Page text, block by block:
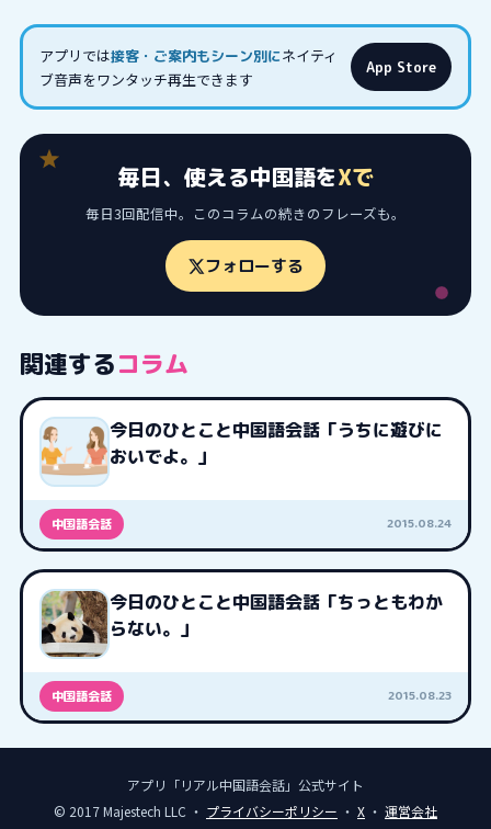
アプリでは接客・ご案内もシーン別にネイティ
ブ音声をワンタッチ再生できます
App Store
毎日、使える中国語をXで
毎日3回配信中。このコラムの続きのフレーズも。
フォローする
関連するコラム
今日のひとこと中国語会話「うちに遊びに
おいでよ。」
中国語会話 2015.08.24
今日のひとこと中国語会話「ちっともわか
らない。」
中国語会話 2015.08.23
アプリ「リアル中国語会話」公式サイト
© 2017 Majestech LLC ・ プライバシーポリシー ・ X ・ 運営会社